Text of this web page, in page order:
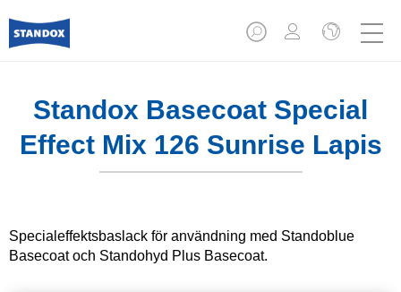
Standox Basecoat Special
Effect Mix 126 Sunrise Lapis
Specialeffektsbaslack för användning med Standoblue
Basecoat och Standohyd Plus Basecoat.